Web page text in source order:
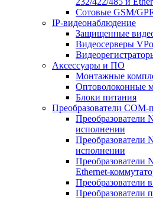
Сотовые GSM/
IP-видеонаблюдение
Защищенные
Видеосерверы
Аксессуары и ПО
Монтажные
Оптоволоконные
Блоки питания
Преобразователи COM-
Преобразователи
исполнении
Преобразователи
исполнении
Преобразователи
Ethernet-
Преобразователи
Преобразователи